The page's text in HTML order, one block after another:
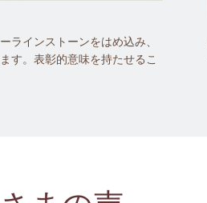
ラインストーンをはめ込み、
す。表彰的意味を持たせるこ